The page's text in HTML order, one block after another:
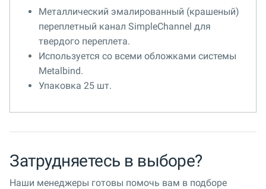
Металлический эмалированный (крашеный)
переплетный канал SimpleChannel для
твердого переплета.
Используется со всеми обложками системы
Metalbind.
Упаковка 25 шт.
Затрудняетесь в выборе?
Наши менеджеры готовы помочь вам в подборе